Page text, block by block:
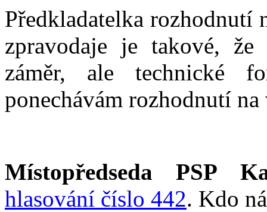
Předkladatelka rozhodnutí
zpravodaje je takové,
záměr, ale technické
ponechávám rozhodnutí
Místopředseda PSP
hlasování číslo 442. Kdo